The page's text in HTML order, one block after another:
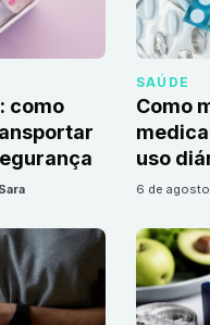
como
SAÚDE
Como
uso
6 de